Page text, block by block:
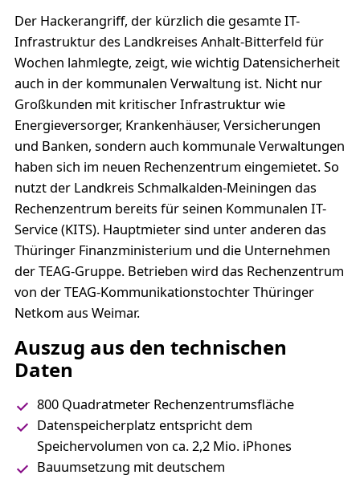
Der Hackerangriff, der kürzlich die gesamte IT-
Infrastruktur des Landkreises Anhalt-Bitterfeld für
Wochen lahmlegte, zeigt, wie wichtig Datensicherheit
auch in der kommunalen Verwaltung ist. Nicht nur
Großkunden mit kritischer Infrastruktur wie
Energieversorger, Krankenhäuser, Versicherungen
und Banken, sondern auch kommunale Verwaltungen
haben sich im neuen Rechenzentrum eingemietet. So
nutzt der Landkreis Schmalkalden-Meiningen das
Rechenzentrum bereits für seinen Kommunalen IT-
Service (KITS). Hauptmieter sind unter anderen das
Thüringer Finanzministerium und die Unternehmen
der TEAG-Gruppe. Betrieben wird das Rechenzentrum
von der TEAG-Kommunikationstochter Thüringer
Netkom aus Weimar.
Auszug aus den technischen
Daten
800 Quadratmeter Rechenzentrumsfläche
Datenspeicherplatz entspricht dem
Speichervolumen von ca. 2,2 Mio. iPhones
Bauumsetzung mit deutschem